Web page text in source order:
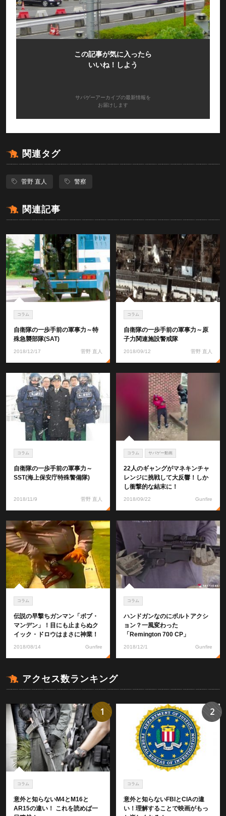
この記事が気に入ったら
いいね！しよう
サバゲーアーカイブの最新情報を
お届けします
関連タグ
菅野 直人 警察
関連記事
コラム
自衛隊の一歩手前の軍事力～特
殊急襲部隊(SAT)
2018/12/17 菅野 直人
コラム
自衛隊の一歩手前の軍事力～原
子力関連施設警戒隊
2018/09/12 菅野 直人
コラム
自衛隊の一歩手前の軍事力～
SST(海上保安庁特殊警備隊)
2018/11/9 菅野 直人
コラム サバゲー動画
22人のギャングがマネキンチャ
レンジに挑戦して大反響！しか
し衝撃的な結末に！
2018/09/22 Gunfire
コラム
伝説の早撃ちガンマン「ボブ・
マンデン」！目にも止まらぬク
イック・ドロウはまさに神業！
2018/08/14 Gunfire
コラム
ハンドガンなのにボルトアクシ
ョン？一風変わった
「Remington 700 CP」
2018/12/1 Gunfire
アクセス数ランキング
コラム
意外と知らないM4とM16と
AR15の違い！ これを読めば一
1
コラム
意外と知らないFBIとCIAの違
い！理解することで映画がもっ
2